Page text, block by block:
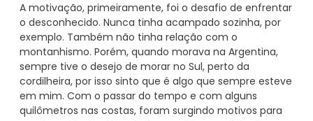
A motivação, primeiramente, foi o desafio de enfrentar
o desconhecido. Nunca tinha acampado sozinha, por
exemplo. Também não tinha relação com o
montanhismo. Porém, quando morava na Argentina,
sempre tive o desejo de morar no Sul, perto da
cordilheira, por isso sinto que é algo que sempre esteve
em mim. Com o passar do tempo e com alguns
quilômetros nas costas, foram surgindo motivos para